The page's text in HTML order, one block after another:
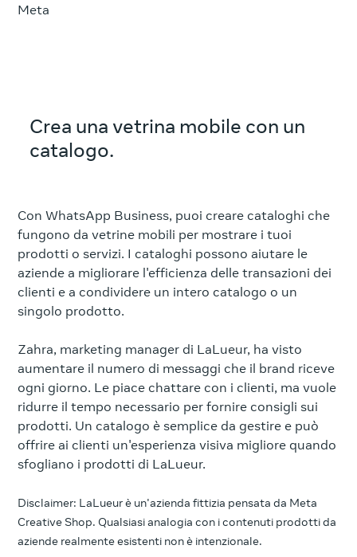
Meta
Crea una vetrina mobile con un
catalogo.
Con WhatsApp Business, puoi creare cataloghi che
fungono da vetrine mobili per mostrare i tuoi
prodotti o servizi. I cataloghi possono aiutare le
aziende a migliorare l'efficienza delle transazioni dei
clienti e a condividere un intero catalogo o un
singolo prodotto.
Zahra, marketing manager di LaLueur, ha visto
aumentare il numero di messaggi che il brand riceve
ogni giorno. Le piace chattare con i clienti, ma vuole
ridurre il tempo necessario per fornire consigli sui
prodotti. Un catalogo è semplice da gestire e può
offrire ai clienti un'esperienza visiva migliore quando
sfogliano i prodotti di LaLueur.
Disclaimer: LaLueur è un'azienda fittizia pensata da Meta
Creative Shop. Qualsiasi analogia con i contenuti prodotti da
aziende realmente esistenti non è intenzionale.